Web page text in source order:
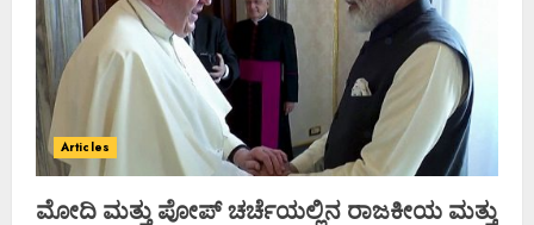
Articles
ಮೋದಿ ಮತ್ತು ಪೋಪ್ ಚರ್ಚೆಯಲ್ಲಿನ ರಾಜಕೀಯ ಮತ್ತು